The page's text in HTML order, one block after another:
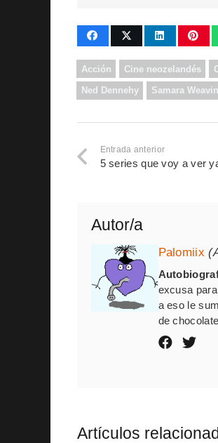
Acción Cine neozelandés
Ned Dennehy Samara
Entrada anterior
5 series que voy a ver
Autor/a
Palomiix
excusa
a eso le
de
Artículos